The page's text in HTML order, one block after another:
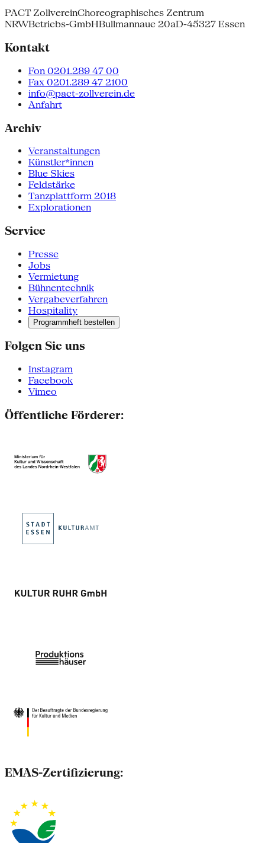
PACT ZollvereinChoreographisches Zentrum
NRWBetriebs-GmbHBullmannaue 20aD-45327 Essen
Kontakt
Fon 0201.289 47 00
Fax 0201.289 47 2100
info@pact-zollverein.de
Anfahrt
Archiv
Veranstaltungen
Künstler*innen
Blue Skies
Feldstärke
Tanzplattform 2018
Explorationen
Service
Presse
Jobs
Vermietung
Bühnentechnik
Vergabeverfahren
Hospitality
Programmheft bestellen
Folgen Sie uns
Instagram
Facebook
Vimeo
Öffentliche Förderer:
EMAS-Zertifizierung: